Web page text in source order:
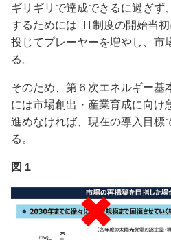
ギリギリで達成できるに過ぎず
するためにはFIT制度の開始当
投じてプレーヤーを増やし、市
る。
そのため、第６次エネルギー基
には市場創出・産業育成に向け
進めなければ、現在の導入目標
る。
図１